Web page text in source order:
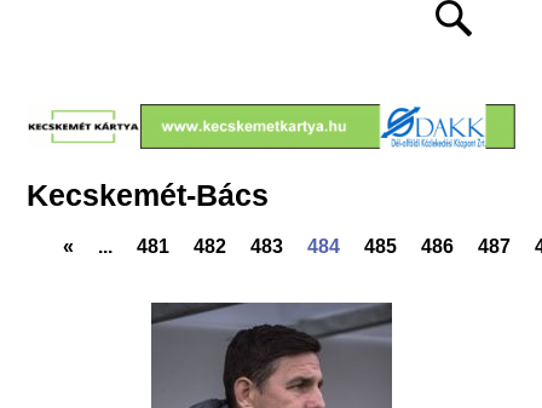
Kecskemét-Bács
« ... 481 482 483 484 485 486 487